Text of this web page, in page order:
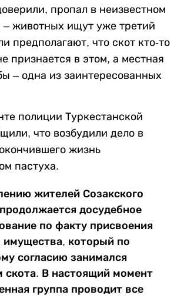
пропал в неизвестном
– животных ищут уже третий
предполагают, что скот кто-то
признается в этом, а местная
– одна из заинтересованных
полиции Туркестанской
что возбудили дело в
жизнь
пастуха.
жителей Созакского
досудебное
по факту присвоения
имущества, который по
согласию занимался
скота. В настоящий момент
группа проводит все